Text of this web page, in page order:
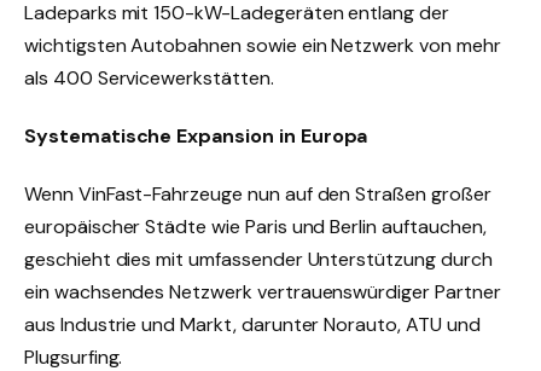
Ladeparks mit 150-kW-Ladegeräten entlang der
wichtigsten Autobahnen sowie ein Netzwerk von mehr
als 400 Servicewerkstätten.
Systematische Expansion in Europa
Wenn VinFast-Fahrzeuge nun auf den Straßen großer
europäischer Städte wie Paris und Berlin auftauchen,
geschieht dies mit umfassender Unterstützung durch
ein wachsendes Netzwerk vertrauenswürdiger Partner
aus Industrie und Markt, darunter Norauto, ATU und
Plugsurfing.